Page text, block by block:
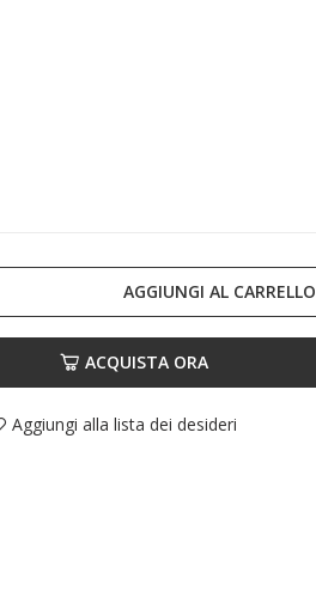
AGGIUNGI AL CARRELLO
ACQUISTA ORA
Aggiungi alla lista dei desideri